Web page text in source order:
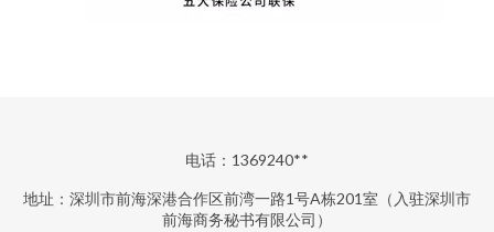
电话：1369240**
地址：深圳市前海深港合作区前湾一路1号A栋201室（入驻深圳市
前海商务秘书有限公司）